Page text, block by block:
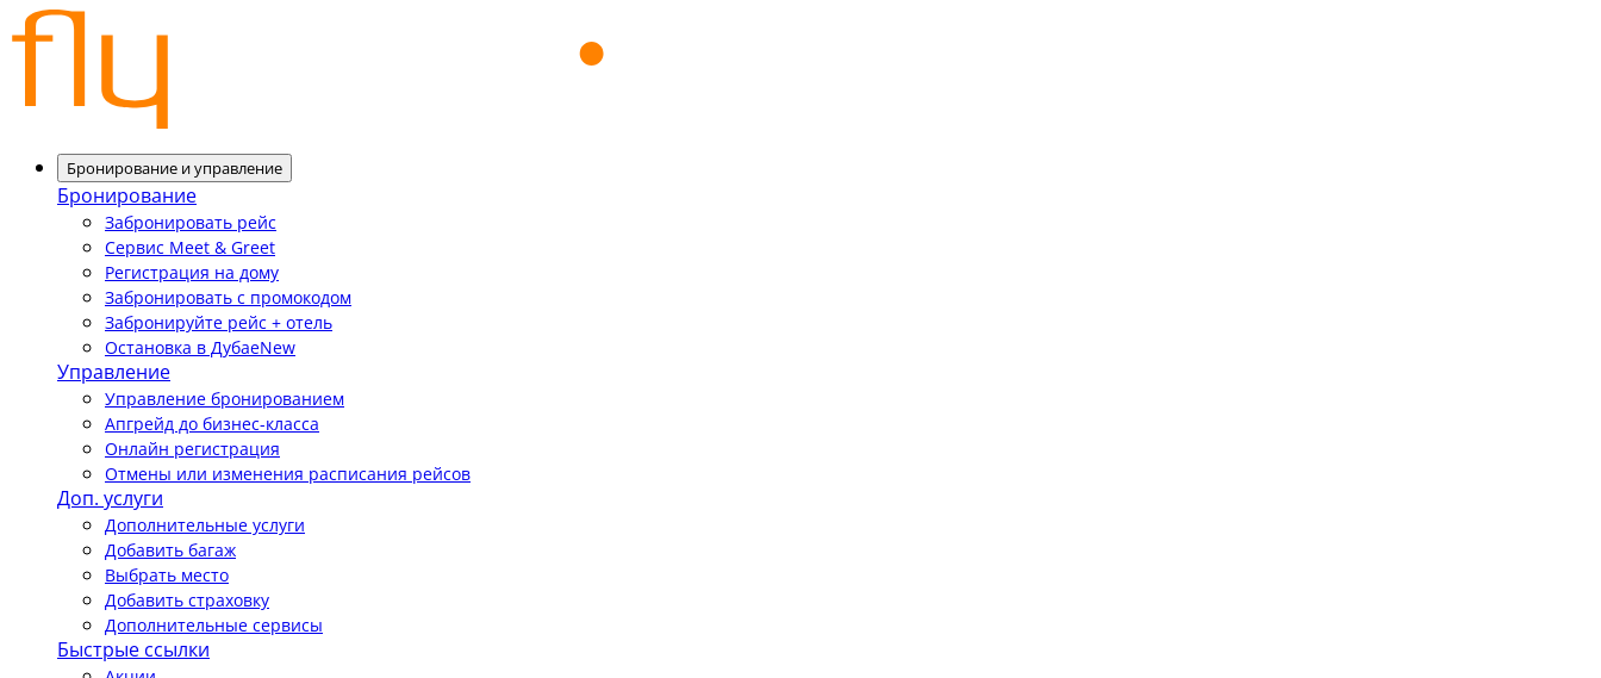
Бронирование и управление
Бронирование
Забронировать рейс
Сервис Meet & Greet
Регистрация на дому
Забронировать с промокодом
Забронируйте рейс + отель
Остановка в ДубаеNew
Управление
Управление бронированием
Апгрейд до бизнес-класса
Онлайн регистрация
Отмены или изменения расписания рейсов
Доп. услуги
Дополнительные услуги
Добавить багаж
Выбрать место
Добавить страховку
Дополнительные сервисы
Быстрые ссылки